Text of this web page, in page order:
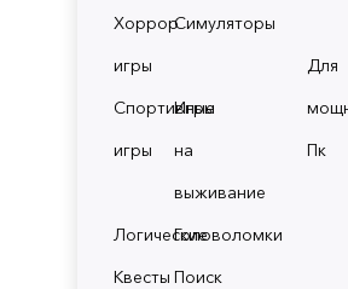
Хоррор
игры
Симуляторы
Спортивные
игры
Игры
на
выживание
ЛогическиеГоловоломки
Квесты Поиск
Для
Пк